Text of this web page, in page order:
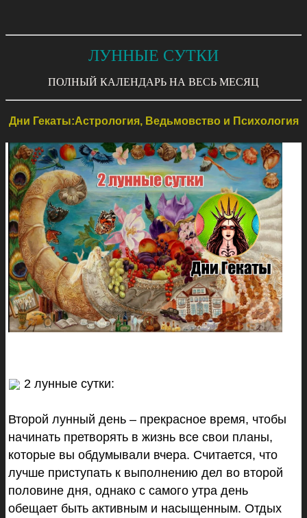
ЛУННЫЕ СУТКИ
ПОЛНЫЙ КАЛЕНДАРЬ НА ВЕСЬ МЕСЯЦ
Дни Гекаты:Астрология, Ведьмовство и Психология
2 лунные сутки:
Второй лунный день – прекрасное время, чтобы
начинать претворять в жизнь все свои планы,
которые вы обдумывали вчера. Считается, что
лучше приступать к выполнению дел во второй
половине дня, однако с самого утра день
обещает быть активным и насыщенным. Отдых